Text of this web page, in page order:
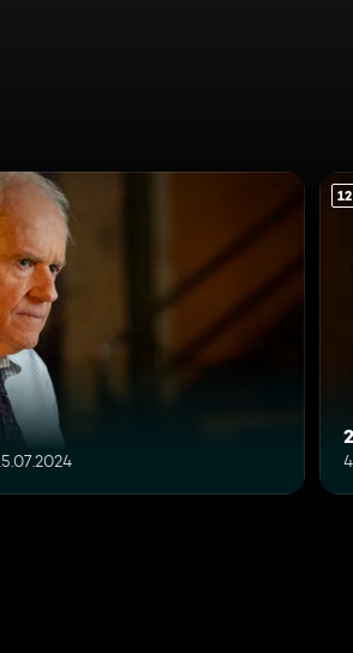
12